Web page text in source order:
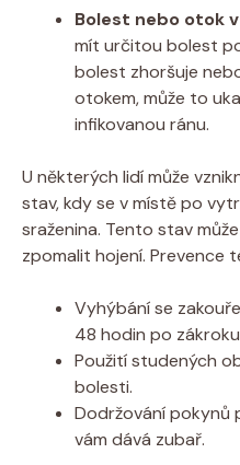
Bolest nebo otok
mít určitou bolest
bolest zhoršuje
otokem, může to
infikovanou ránu.
U některých lidí může
stav, kdy se v místě po
sraženina. Tento stav
zpomalit hojení. Prevence
Vyhýbání se
48 hodin po
Použití studených
bolesti.
Dodržování pokynů
vám dává zubař.